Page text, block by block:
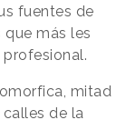
fuentes de
más les
mitad
de la